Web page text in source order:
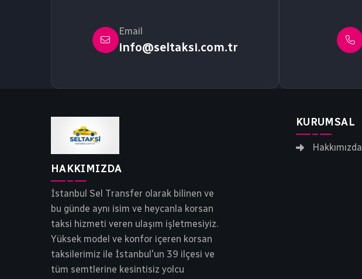
Email
info@seltaksi.com.tr
HAKKIMIZDA
İstanbul Sel Transfer olarak bilinen ve
bu günde aynı isim ve heycanla korsan
taksi hizmeti veren ulaşım işletmesiyiz.
Yüksek model ve konfor içeren korsan
taksilerimiz ile İstanbul'un 39 ilçesi ve
tüm semtlerine kesintisiz yolcu
KURUMSAL
Hakkımızda